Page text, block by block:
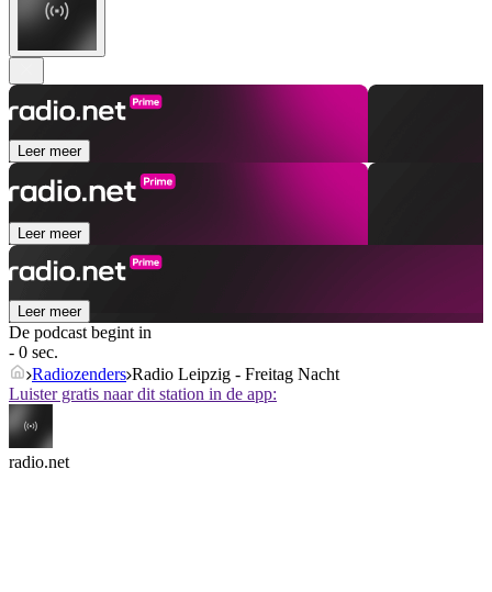
Leer meer
Leer meer
Leer meer
De podcast begint in
- 0 sec.
Radiozenders Radio Leipzig - Freitag Nacht
Luister gratis naar dit station in de app:
radio.net